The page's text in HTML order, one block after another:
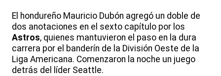
El hondureño Mauricio Dubón agregó un doble de
dos anotaciones en el sexto capítulo por los
Astros, quienes mantuvieron el paso en la dura
carrera por el banderín de la División Oeste de la
Liga Americana. Comenzaron la noche un juego
detrás del líder Seattle.